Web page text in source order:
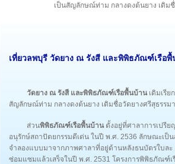
เป็นสัญลักษณ์ท่าม กลางดงต้นยาง เดิม
เที่ยวลพบุรี วัดยาง ณ รังสี และพิพิธภัณฑ์เรือ
วัดยาง ณ รังสี และพิพิธภัณฑ์เรือพื้นบ้านเดิมเรีย
สัญลักษณ์ท่าม กลางดงต้นยาง เดิมชื่อวัดยางศรีสุธรรม
ส่วนพิพิธภัณฑ์เรือพื้นบ้านตั้งอยู่ที่ศาลาการเปรีย
อนุรักษ์สถาปัตยกรรมดีเด่น ในปี พ.ศ. 2536 ลักษณะเป็
จำลองแบบมาจากภาพศาลาที่อยู่ด้านหลังธนบัตรใบล
ซ่อมแซมแล้วเสร็จในปี พ.ศ. 2531 โครงการพิพิธภัณฑ์